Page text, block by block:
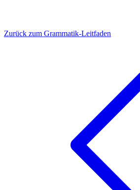
Zurück zum Grammatik-Leitfaden